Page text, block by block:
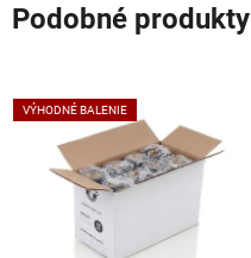
Podobné produkty
VÝHODNÉ BALENIE